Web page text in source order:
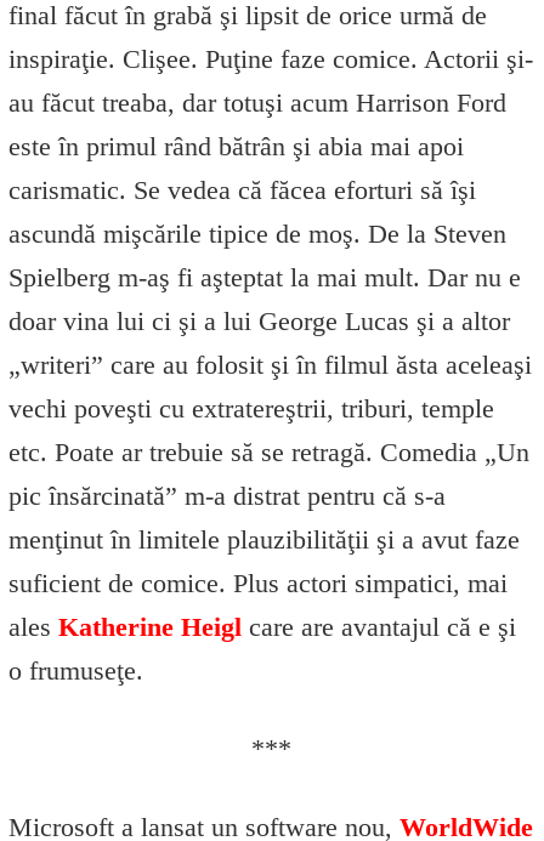
final făcut în grabă şi lipsit de orice urmă de
inspiraţie. Clişee. Puţine faze comice. Actorii şi-
au făcut treaba, dar totuşi acum Harrison Ford
este în primul rând bătrân şi abia mai apoi
carismatic. Se vedea că făcea eforturi să îşi
ascundă mişcările tipice de moş. De la Steven
Spielberg m-aş fi aşteptat la mai mult. Dar nu e
doar vina lui ci şi a lui George Lucas şi a altor
„writeri” care au folosit şi în filmul ăsta aceleaşi
vechi poveşti cu extratereştrii, triburi, temple
etc. Poate ar trebuie să se retragă. Comedia „Un
pic însărcinată” m-a distrat pentru că s-a
menţinut în limitele plauzibilităţii şi a avut faze
suficient de comice. Plus actori simpatici, mai
ales Katherine Heiglcare are avantajul că e şi
o frumuseţe.
***
Microsoft a lansat un software nou, WorldWide